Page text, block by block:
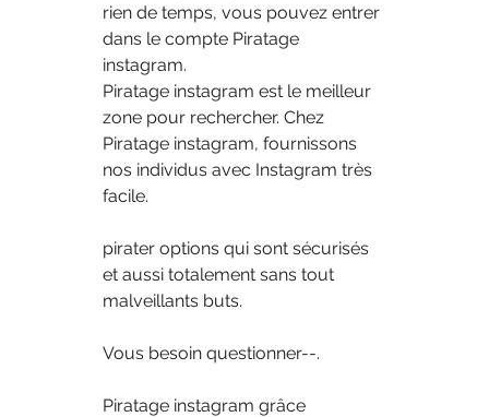
rien de temps, vous pouvez entrer
dans le compte Piratage
instagram.
Piratage instagram est le meilleur
zone pour rechercher. Chez
Piratage instagram, fournissons
nos individus avec Instagram très
facile.
pirater options qui sont sécurisés
et aussi totalement sans tout
malveillants buts.
Vous besoin questionner--.
Piratage instagram grâce